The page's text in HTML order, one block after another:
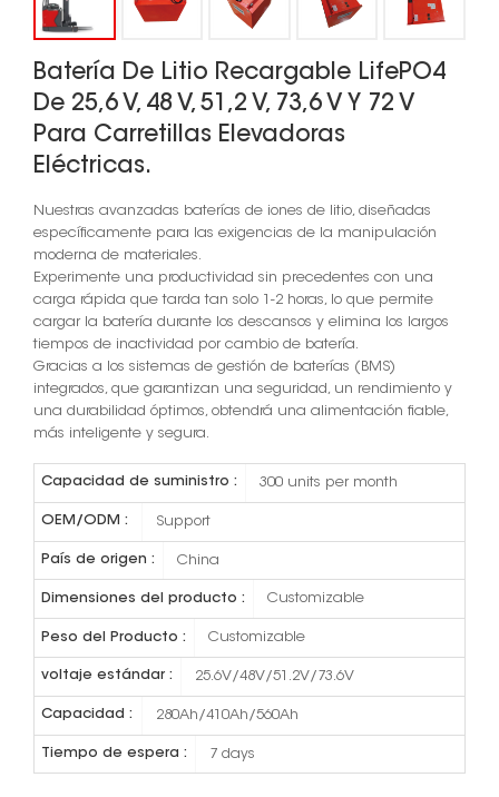
Batería De Litio Recargable LifePO4
De 25,6 V, 48 V, 51,2 V, 73,6 V Y 72 V
Para Carretillas Elevadoras
Eléctricas.
Nuestras avanzadas baterías de iones de litio, diseñadas
específicamente para las exigencias de la manipulación
moderna de materiales.
Experimente una productividad sin precedentes con una
carga rápida que tarda tan solo 1-2 horas, lo que permite
cargar la batería durante los descansos y elimina los largos
tiempos de inactividad por cambio de batería.
Gracias a los sistemas de gestión de baterías (BMS)
integrados, que garantizan una seguridad, un rendimiento y
una durabilidad óptimos, obtendrá una alimentación fiable,
más inteligente y segura.
Capacidad de suministro : 300 units per month
OEM/ODM : Support
País de origen : China
Dimensiones del producto : Customizable
Peso del Producto : Customizable
voltaje estándar : 25.6V/48V/51.2V/73.6V
Capacidad : 280Ah/410Ah/560Ah
Tiempo de espera : 7 days